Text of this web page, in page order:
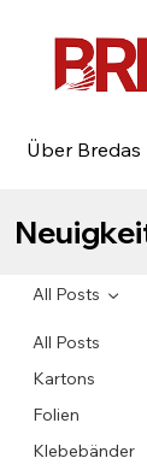
Über Bredas
All Posts
Kartons
Folien
Klebebänder
All Posts